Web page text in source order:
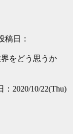
稿日：
をどう思うか
：2020/10/22(Thu)